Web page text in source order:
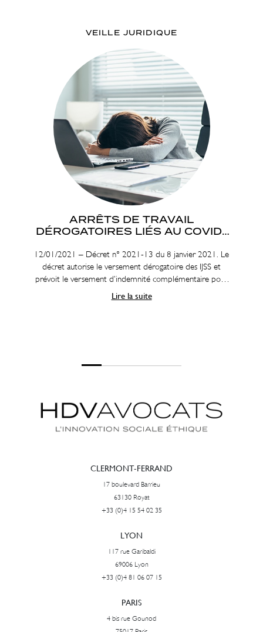
VEILLE JURIDIQUE
ARRÊTS DE TRAVAIL
DÉROGATOIRES LIÉS AU COVID-
12/01/2021 – Décret n° 2021-13 du 8 janvier 2021. Le
décret autorise le versement dérogatoire des IJSS et
prévoit le versement d’indemnité complémentaire pour
certaines personnes se trouvant dans l’impossibilité de
Lire la suite
CLERMONT-FERRAND
17 boulevard Barrieu
63130 Royat
+33 (0)4 15 54 02 35
LYON
117 rue Garibaldi
69006 Lyon
+33 (0)4 81 06 07 15
PARIS
4 bis rue Gounod